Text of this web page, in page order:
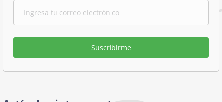
Suscribirme